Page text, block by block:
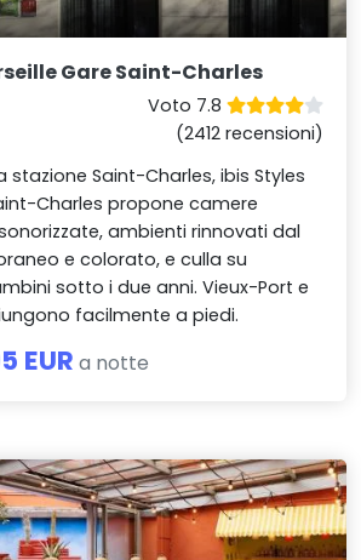
Gare Saint-Charles
Voto 7.8
(2412 recensioni)
stazione Saint-Charles, ibis Styles
Charles propone camere
ambienti rinnovati dal
e colorato, e culla su
sotto i due anni. Vieux-Port e
facilmente a piedi.
EUR a notte